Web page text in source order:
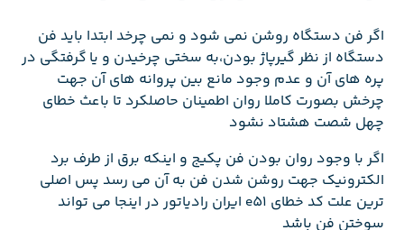
اگر فن دستگاه روشن نمی شود و نمی چرخد ابتدا باید فن
دستگاه از نظر گیرپاژ بودن،به سختی چرخیدن و یا گرفتگی در
پره های آن و عدم وجود مانع بین پروانه های آن جهت
چرخش بصورت کاملا روان اطمینان حاصلکرد تا باعث خطای
چهل شصت هشتاد نشود
اگر با وجود روان بودن فن پکیج و اینکه برق از طرف برد
الکترونیک جهت روشن شدن فن به آن می رسد پس اصلی
ترین علت کد خطای e51 ایران رادیاتور در اینجا می تواند
سوختن فن باشد